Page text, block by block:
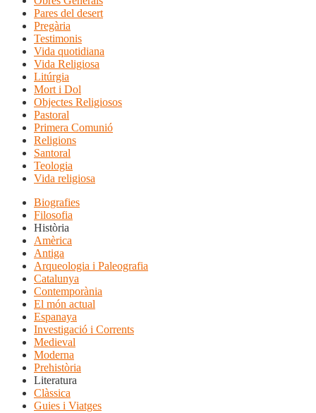
Pares del desert
Pregària
Testimonis
Vida quotidiana
Vida Religiosa
Litúrgia
Mort i Dol
Objectes Religiosos
Pastoral
Primera Comunió
Religions
Santoral
Teologia
Vida religiosa
Biografies
Filosofia
Història
Amèrica
Antiga
Arqueologia i Paleografia
Catalunya
Contemporània
El món actual
Espanaya
Investigació i Corrents
Medieval
Moderna
Prehistòria
Literatura
Clàssica
Guies i Viatges